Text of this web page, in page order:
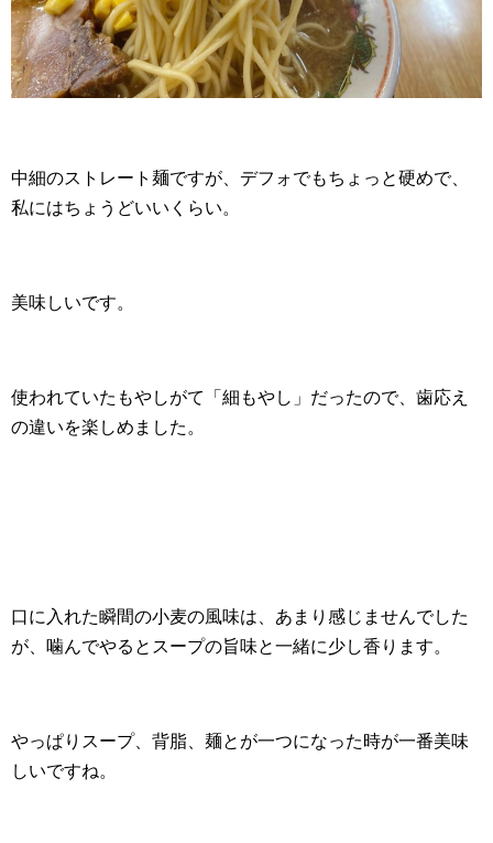
中細のストレート麺ですが、デフォでもちょっと硬めで、
私にはちょうどいいくらい。
美味しいです。
使われていたもやしがて「細もやし」だったので、歯応え
の違いを楽しめました。
口に入れた瞬間の小麦の風味は、あまり感じませんでした
が、噛んでやるとスープの旨味と一緒に少し香ります。
やっぱりスープ、背脂、麺とが一つになった時が一番美味
しいですね。